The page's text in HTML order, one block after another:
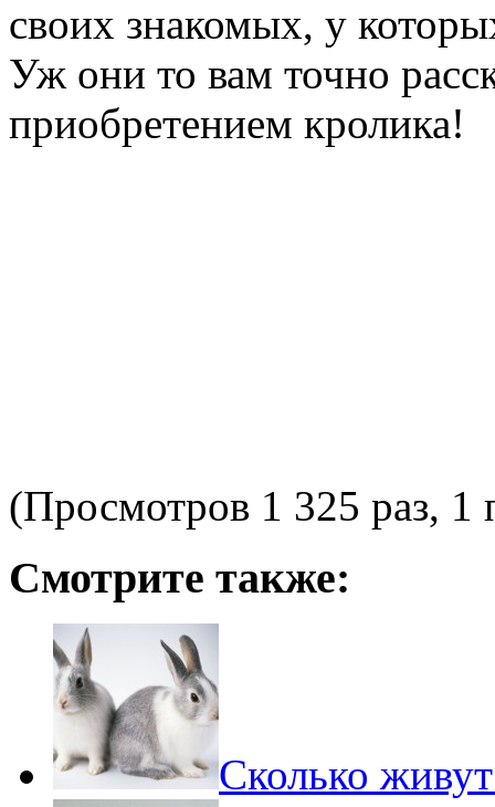
своих знакомых, у
Уж они то вам точно
приобретением кролика!
(Просмотров 1 325 раз, 1
Смотрите также:
Сколько